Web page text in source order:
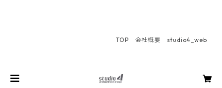
TOP 会社概要 studio4_web